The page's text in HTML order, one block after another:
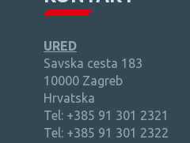
URED
Savska cesta 183
10000 Zagreb
Hrvatska
Tel: +385 91 301 2321
Tel: +385 91 301 2322